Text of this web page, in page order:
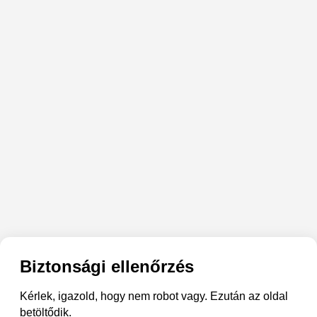
Biztonsági ellenőrzés
Kérlek, igazold, hogy nem robot vagy. Ezután az oldal
betöltődik.